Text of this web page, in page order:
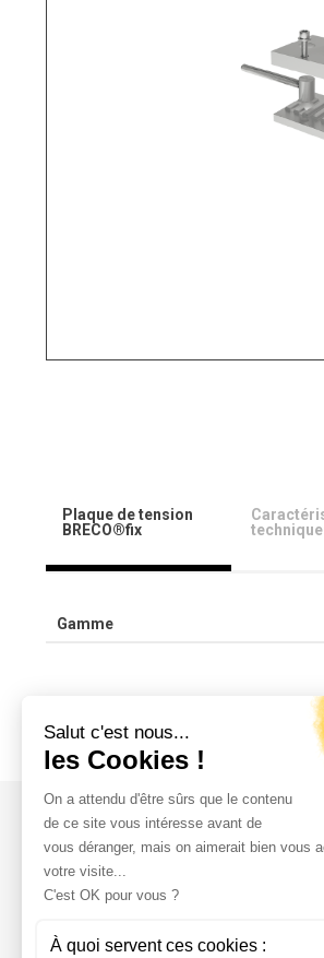
Plaque de tension
BRECO®fix
Gamme
INFOS ET CONTACT
ACTUALITÉS
RECRUTEMENT